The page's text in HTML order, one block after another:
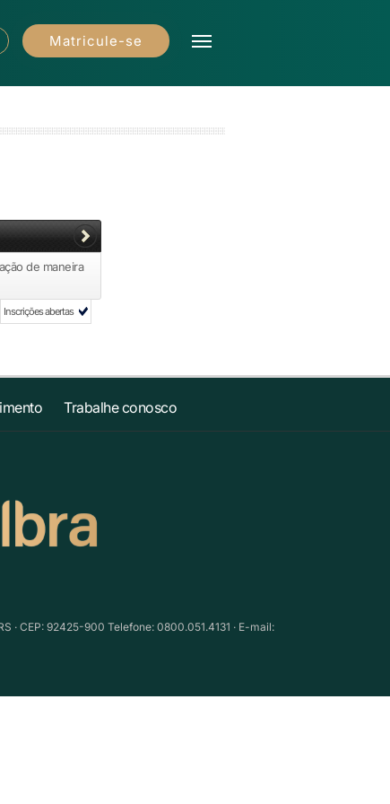
Matricule-se
de maneira
Inscrições abertas
Trabalhe conosco
· CEP: 92425-900 Telefone: 0800.051.4131 · E-mail: